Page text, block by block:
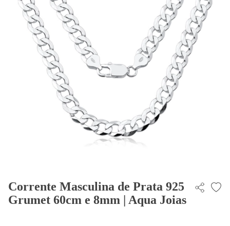
Corrente Masculina de Prata 925
Grumet 60cm e 8mm | Aqua Joias